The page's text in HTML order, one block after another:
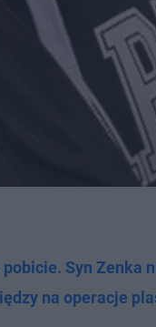
Syn Zenka
na operacje